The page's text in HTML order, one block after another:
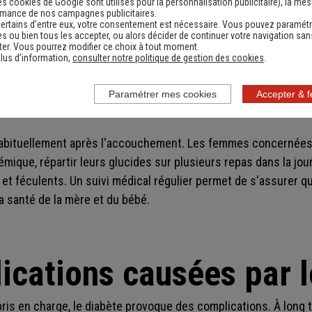
apparaît uniquement pendant la grossesse
chez
les données de 2021, il touche environ 16,4 % des futures
par une intolérance au glucose qui se développe
aucun traitement à l'insuline n'est nécessaire. Une
à réguler la glycémie.
après l'accouchement. Les femmes
répartir leurs glucides sur plusieurs repas dans la
féculents. Un suivi médical régulier permet de s'assurer
santé de la mère et du bébé.
causées par
en charge, le diabète provoque des complications. À long
de nos campagnes publicitaires.
d’entre eux, votre consentement est nécessaire. Vous pouvez
ou bien tous les accepter, ou alors décider de continuer votre navigation
Vous pourrez modifier ce choix à tout moment.
d’information, consulter notre politique de gestion des cookies
Accepter &
Paramétrer mes cookies